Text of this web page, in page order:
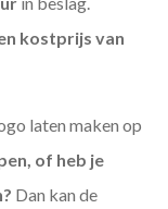
kostprijs van
laten maken op
of heb je
Dan kan de